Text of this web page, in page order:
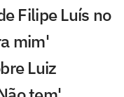
Filipe Luís no
mim'
Luiz